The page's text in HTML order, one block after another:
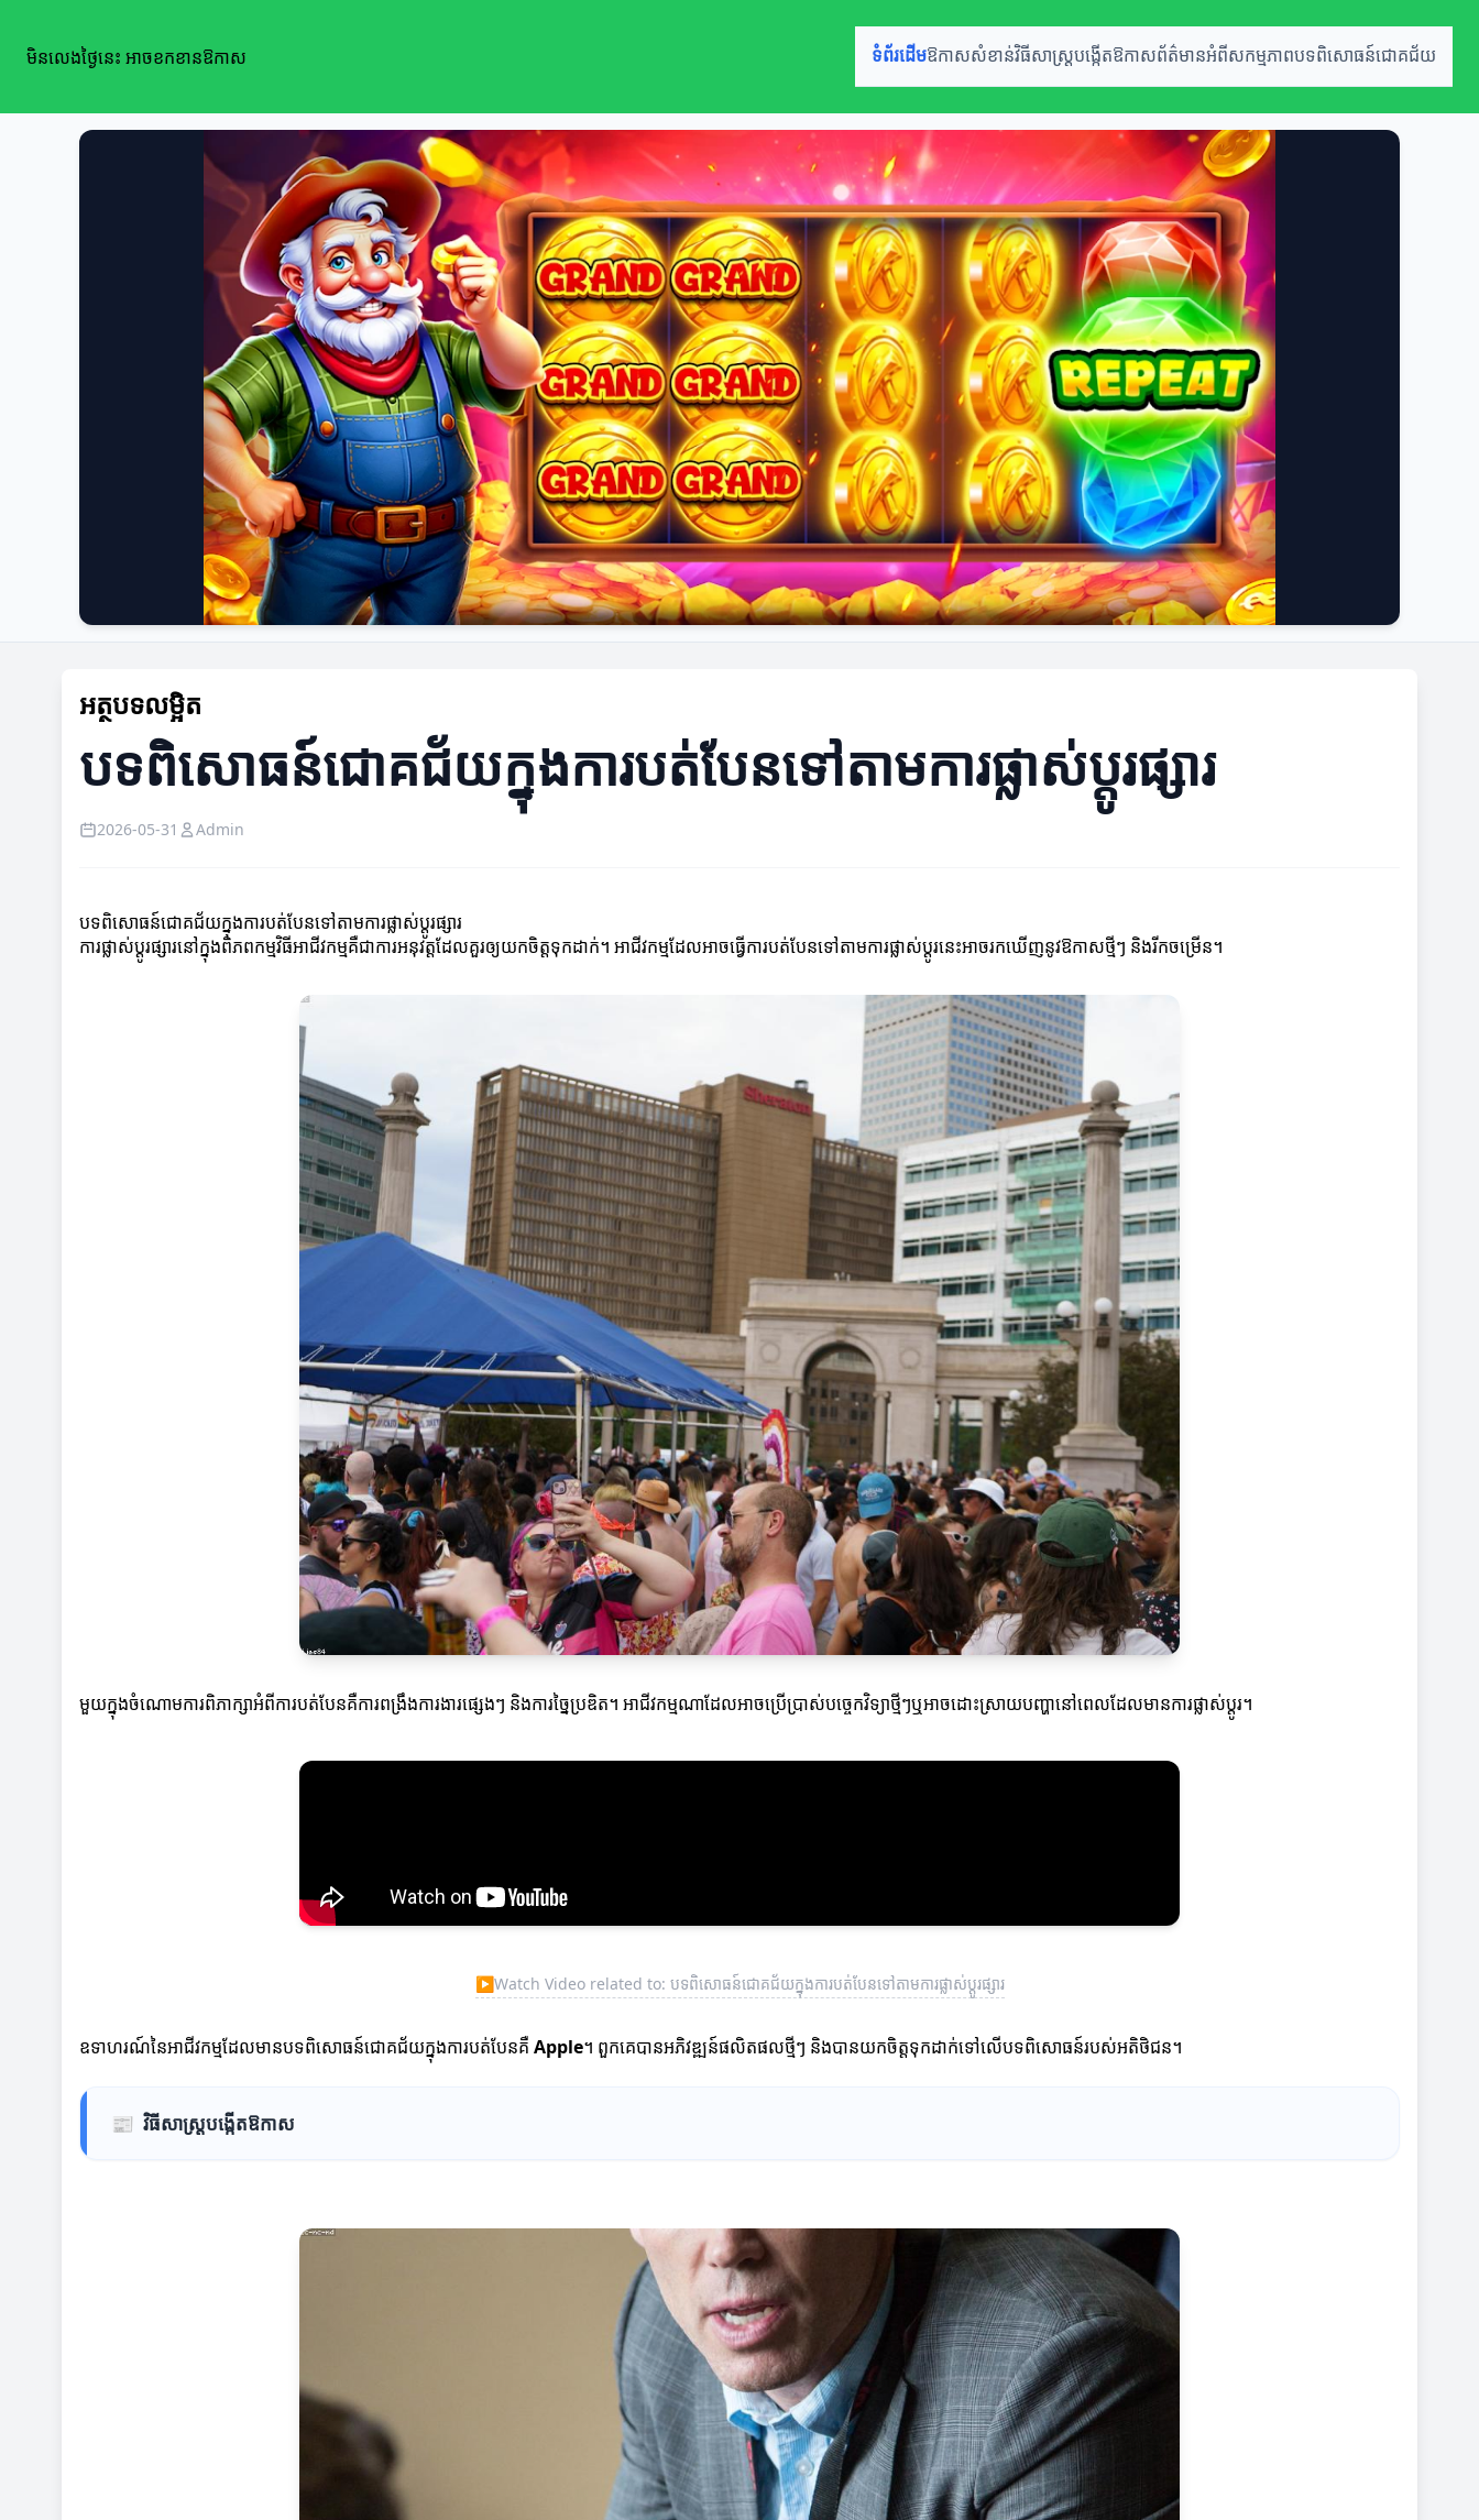
មិនលេងថ្ងៃនេះ អាចខកខានឱកាស ទំព័រដើមឱកាសសំខាន់វិធីសាស្ត្របង្កើតឱកាសព័ត៌មានអំពីសកម្មភាពបទពិសោធន៍ជោគជ័យ
អត្ថបទលម្អិត
បទពិសោធន៍ជោគជ័យក្នុងការបត់បែនទៅតាមការផ្លាស់ប្តូរផ្សារ
2026-05-31 Admin
បទពិសោធន៍ជោគជ័យក្នុងការបត់បែនទៅតាមការផ្លាស់ប្តូរផ្សារ
ការផ្លាស់ប្តូរផ្សារនៅក្នុងពិភពកម្មវិធីអាជីវកម្មគឺជាការអនុវត្តដែលគួរឲ្យយកចិត្តទុកដាក់។ អាជីវកម្មដែលអាចធ្វើការបត់បែនទៅតាមការផ្លាស់ប្តូរនេះអាចរកឃើញនូវឱកាសថ្មីៗ និងរីកចម្រើន។
មួយក្នុងចំណោមការពិភាក្សាអំពីការបត់បែនគឺការពង្រឹងការងារផ្សេងៗ និងការច្នៃប្រឌិត។ អាជីវកម្មណាដែលអាចប្រើប្រាស់បច្ចេកវិទ្យាថ្មីៗឬអាចដោះស្រាយបញ្ហានៅពេលដែលមានការផ្លាស់ប្តូរ។
▶Watch Video related to: បទពិសោធន៍ជោគជ័យក្នុងការបត់បែនទៅតាមការផ្លាស់ប្តូរផ្សារ
ឧទាហរណ៍នៃអាជីវកម្មដែលមានបទពិសោធន៍ជោគជ័យក្នុងការបត់បែនគឺ Apple។ ពួកគេបានអភិវឌ្ឍន៍ផលិតផលថ្មីៗ និងបានយកចិត្តទុកដាក់ទៅលើបទពិសោធន៍របស់អតិថិជន។
📰 វិធីសាស្ត្របង្កើតឱកាស